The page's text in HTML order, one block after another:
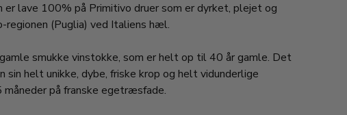
er lave 100% på Primitivo druer som er dyrket, plejet og
regionen (Puglia) ved Italiens hæl.
smukke vinstokke, som er helt op til 40 år gamle. Det
sin helt unikke, dybe, friske krop og helt vidunderlige
måneder på franske egetræsfade.